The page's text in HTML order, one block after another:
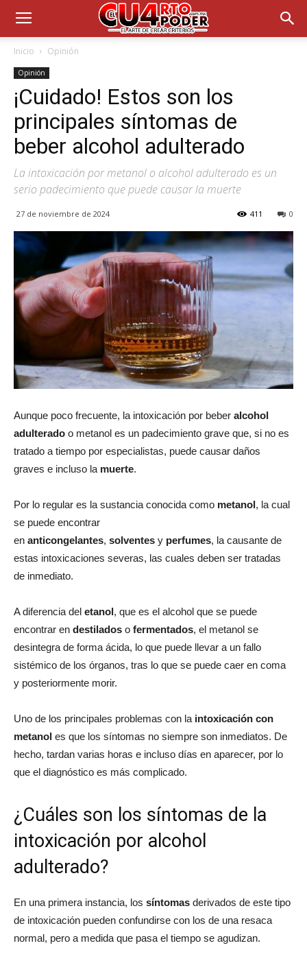
Inicio Opinión
Opinión
¡Cuidado! Estos son los
principales síntomas de
beber alcohol adulterado
La intoxicación por metanol o alcohol adulterado es un
serio padecimiento que puede causar la muerte
27 de noviembre de 2024 0
411
Aunque poco frecuente, la intoxicación por beber alcohol
adulterado o metanol es un padecimiento grave que, si no es
tratado a tiempo por especialistas, puede causar daños
graves e incluso la muerte.
Por lo regular es la sustancia conocida como metanol, la cual
se puede encontrar
en anticongelantes, solventes y perfumes, la causante de
estas intoxicaciones severas, las cuales deben ser tratadas
de inmediato.
A diferencia del etanol, que es el alcohol que se puede
encontrar en destilados o fermentados, el metanol se
desintegra de forma ácida, lo que puede llevar a un fallo
sistémico de los órganos, tras lo que se puede caer en coma
y posteriormente morir.
Uno de los principales problemas con la intoxicación con
metanol es que los síntomas no siempre son inmediatos. De
hecho, tardan varias horas e incluso días en aparecer, por lo
que el diagnóstico es más complicado.
¿Cuáles son los síntomas de la
intoxicación por alcohol
adulterado?
En una primera instancia, los síntomas derivados de este tipo
de intoxicación pueden confundirse con los de una resaca
normal, pero a medida que pasa el tiempo se agudizan.